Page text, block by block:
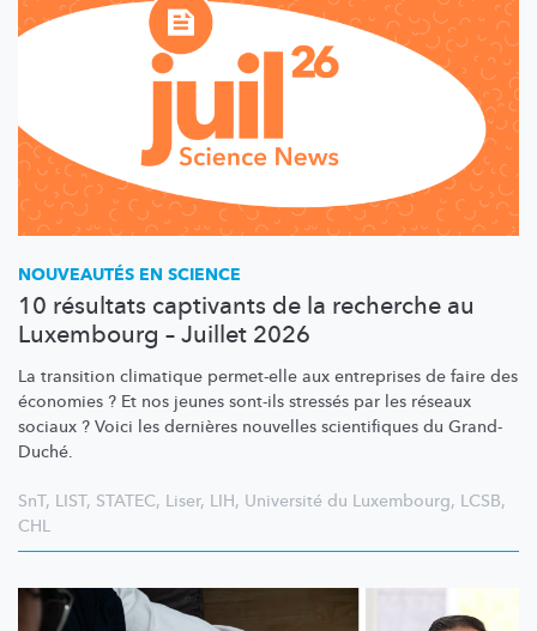
NOUVEAUTÉS EN SCIENCE
10 résultats captivants de la recherche au
Luxembourg – Juillet 2026
La transition climatique permet-elle aux entreprises de faire des
économies ? Et nos jeunes sont-ils stressés par les réseaux
sociaux ? Voici les dernières nouvelles scientifiques du Grand-
Duché.
SnT, LIST, STATEC, Liser, LIH, Université du Luxembourg, LCSB,
CHL